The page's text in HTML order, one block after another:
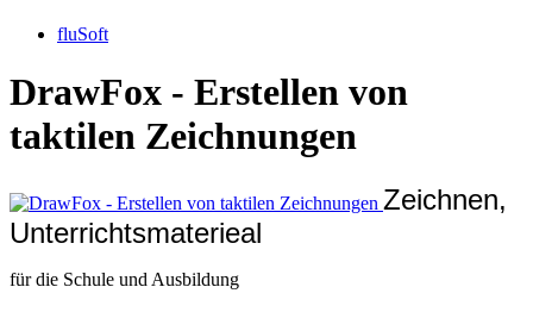
fluSoft
DrawFox - Erstellen von
taktilen Zeichnungen
Zeichnen,
Unterrichtsmaterieal
für die Schule und Ausbildung